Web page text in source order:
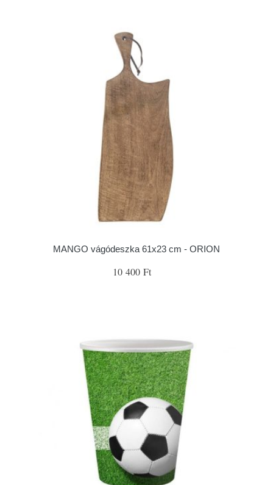
MANGO vágódeszka 61x23 cm - ORION
10 400 Ft